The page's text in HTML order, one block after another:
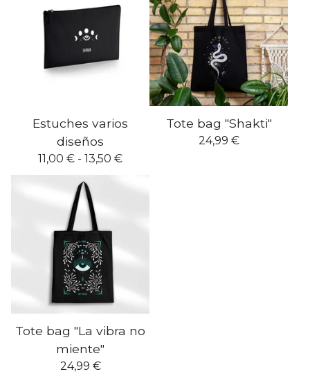
Estuches varios
diseños
11,00 € - 13,50 €
Tote bag "Shakti"
24,99 €
Tote bag "La vibra no
miente"
24,99 €